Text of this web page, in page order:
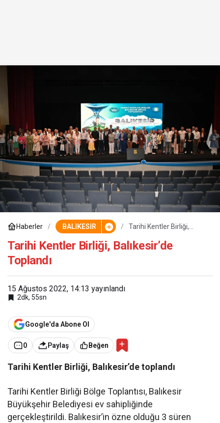
Haberler BALIKESİR
Tarihi Kentler Birliği,
Tarihi Kentler Birliği, Balıkesir’de
Toplandı
15 Ağustos 2022, 14:13 yayınlandı
2dk, 55sn
Google'da Abone Ol
0 Paylaş Beğen
Tarihi Kentler Birliği, Balıkesir’de toplandı
Tarihi Kentler Birliği Bölge Toplantısı, Balıkesir
Büyükşehir Belediyesi ev sahipliğinde
gerçekleştirildi. Balıkesir’in özne olduğu 3 süren